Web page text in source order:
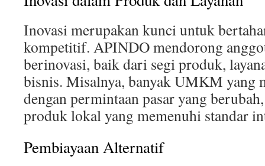
Inovasi merupakan kunci untuk
kompetitif. APINDO mendorong
berinovasi, baik dari segi produk,
bisnis. Misalnya, banyak UMKM yang
dengan permintaan pasar yang
produk lokal yang memenuhi standar
Pembiayaan Alternatif